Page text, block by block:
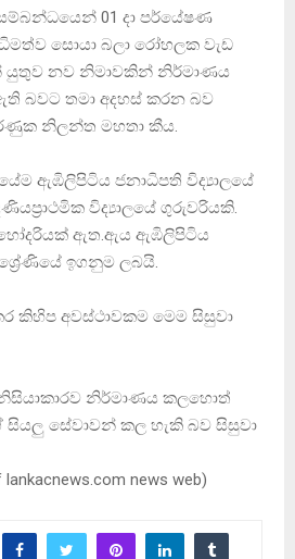
01 දා පර්යේෂණ
සොයා බලා රෝහලක වැඩ
යුතුව නව නිමාවකින් නිර්මාණය
බවට තමා අදහස් කරන බව
නිලන්ත මහතා කීය.
ඇඹිලිපිටිය ජනාධිපති විද්‍යාලයේ
විද්‍යාලයේ ගුරුවරියකි.
ඇත.ඇය ඇඹිලිපිටිය
ඉගනුම ලබයි.
කිහිප අවස්ථාවකම මෙම සිසුවා
නිර්මාණය කලහොත්
සේවාවන් කල හැකි බව සිසුවා
news web)